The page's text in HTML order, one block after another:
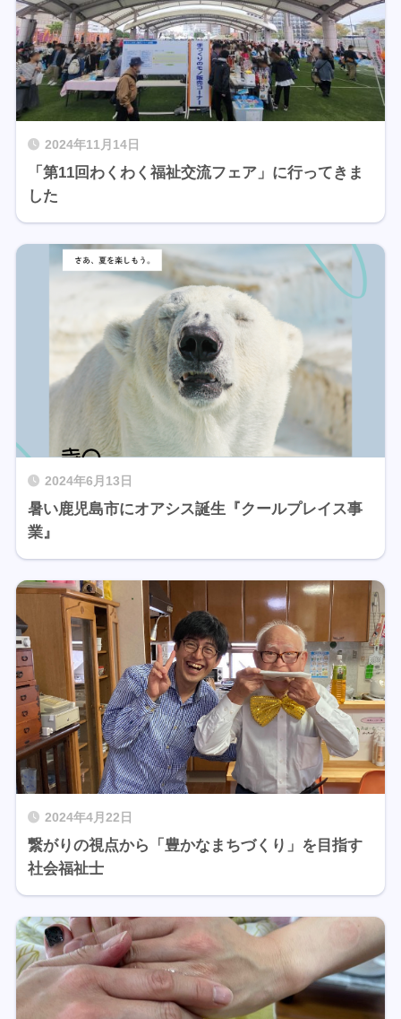
2024年11月14日
「第11回わくわく福祉交流フェア」に行ってきま
した
2024年6月13日
暑い鹿児島市にオアシス誕生『クールプレイス事
業』
2024年4月22日
繋がりの視点から「豊かなまちづくり」を目指す
社会福祉士